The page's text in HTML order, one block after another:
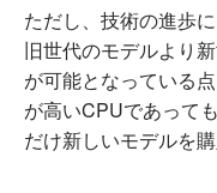
ただし、技術の進歩
旧世代のモデルより
が可能となっている
が高いCPUであって
だけ新しいモデルを購